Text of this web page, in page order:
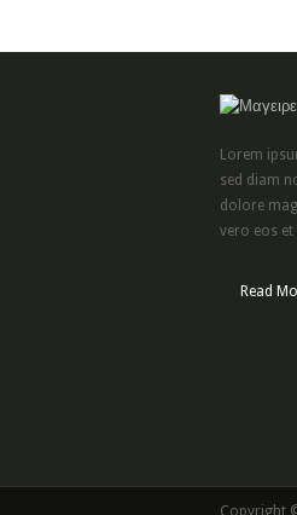
Lorem
sed diam
dolore
vero eos
Read
Copyright